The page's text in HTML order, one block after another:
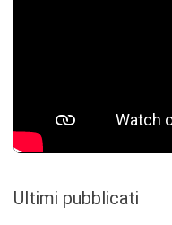
Ultimi pubblicati